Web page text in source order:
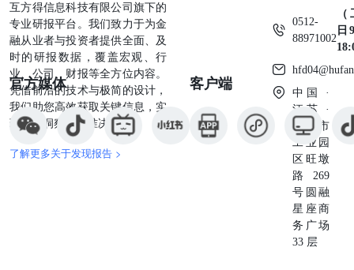
互方得信息科技有限公司旗下的
专业研报平台。我们致力于为金
融从业者与投资者提供全面、及
时的研报数据，覆盖宏观、行
业、公司、财报等全方位内容。
凭借前沿的技术与极简的设计，
我们助您高效获取关键信息，实
现深度洞察与精准决策。
了解更多关于发现报告 >
官方媒体 客户端
0512-
88971002
日
中国 ·
江苏 ·
苏州市
工业园
区旺墩
路269
号圆融
星座商
务广场
33 层